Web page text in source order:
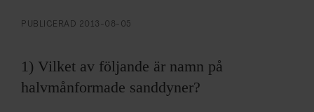
LYSSNA/PODD
PUBLICERAD 2013-08-05
1) Vilket av följande är namn på
halvmånformade sanddyner?